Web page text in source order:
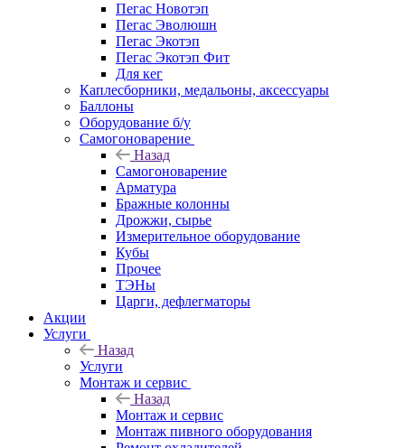
Пегас Новотэп
Пегас Эволюшн
Пегас Экотэп
Пегас Экотэп Фит
Для кег
Каплесборники, медальоны, аксессуары
Баллоны
Оборудование б/у
Самогоноварение
Назад
Самогоноварение
Арматура
Бражные колонны
Дрожжи, сырье
Измерительное оборудование
Кубы
Прочее
ТЭНы
Царги, дефлегматоры
Акции
Услуги
Назад
Услуги
Монтаж и сервис
Назад
Монтаж и сервис
Монтаж пивного оборудования